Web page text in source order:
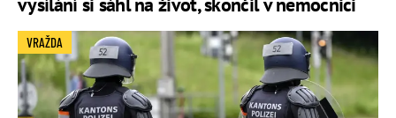
VRAŽDA